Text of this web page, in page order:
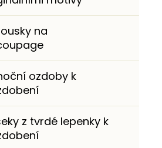
na
ozdoby k
z tvrdé lepenky k